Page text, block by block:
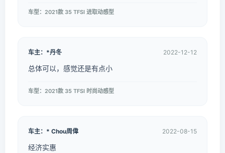
车型：2021款 35 TFSI 进取动感型
车主：*丹冬 2022-12-12
总体可以，感觉还是有点小
车型：2021款 35 TFSI 时尚动感型
车主：* Chou周偉 2022-08-15
经济实惠